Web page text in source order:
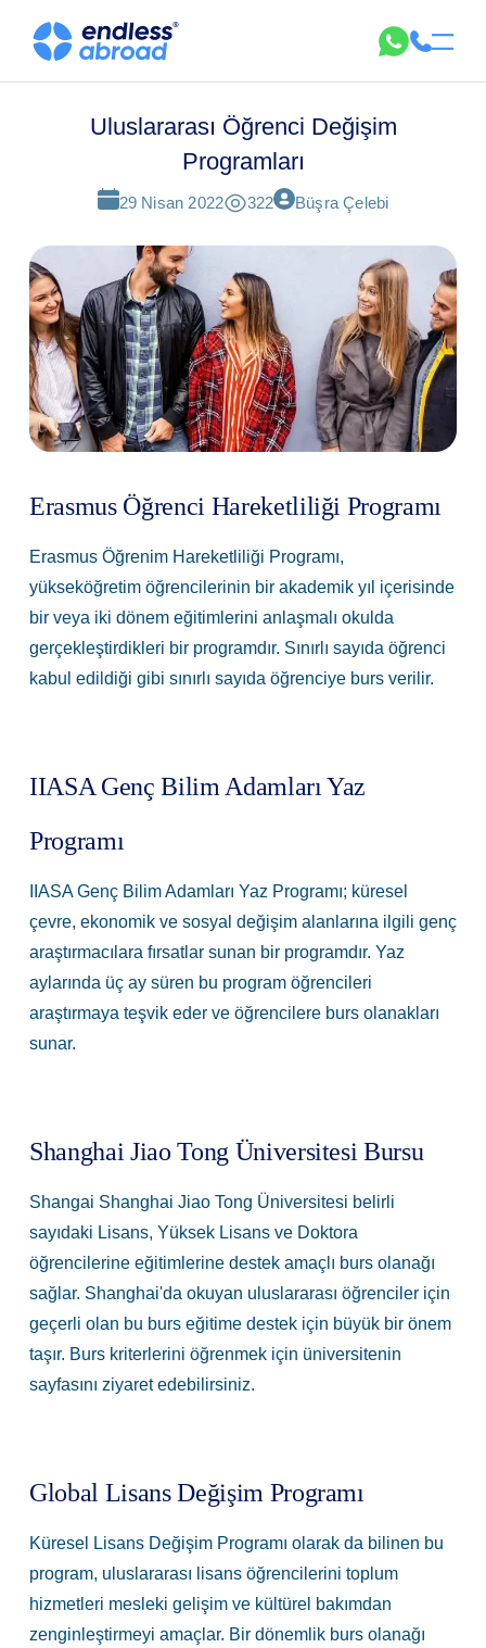
Uluslararası Öğrenci Değişim
Programları
29 Nisan 2022 322 Büşra Çelebi
Erasmus Öğrenci Hareketliliği Programı
Erasmus Öğrenim Hareketliliği Programı,
yükseköğretim öğrencilerinin bir akademik yıl içerisinde
bir veya iki dönem eğitimlerini anlaşmalı okulda
gerçekleştirdikleri bir programdır. Sınırlı sayıda öğrenci
kabul edildiği gibi sınırlı sayıda öğrenciye burs verilir.
IIASA Genç Bilim Adamları Yaz
Programı
IIASA Genç Bilim Adamları Yaz Programı; küresel
çevre, ekonomik ve sosyal değişim alanlarına ilgili genç
araştırmacılara fırsatlar sunan bir programdır. Yaz
aylarında üç ay süren bu program öğrencileri
araştırmaya teşvik eder ve öğrencilere burs olanakları
sunar.
Shanghai Jiao Tong Üniversitesi Bursu
Shangai Shanghai Jiao Tong Üniversitesi belirli
sayıdaki Lisans, Yüksek Lisans ve Doktora
öğrencilerine eğitimlerine destek amaçlı burs olanağı
sağlar. Shanghai'da okuyan uluslararası öğrenciler için
geçerli olan bu burs eğitime destek için büyük bir önem
taşır. Burs kriterlerini öğrenmek için üniversitenin
sayfasını ziyaret edebilirsiniz.
Global Lisans Değişim Programı
Küresel Lisans Değişim Programı olarak da bilinen bu
program, uluslararası lisans öğrencilerini toplum
hizmetleri mesleki gelişim ve kültürel bakımdan
zenginleştirmeyi amaçlar. Bir dönemlik burs olanağı